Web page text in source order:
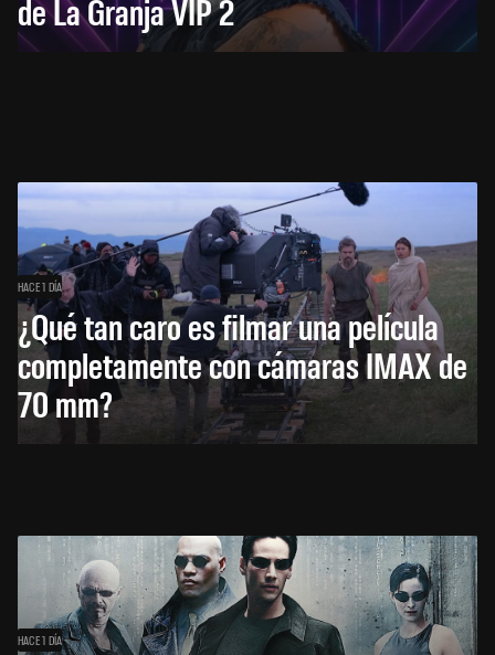
de La Granja VIP 2
HACE 1 DÍA
¿Qué tan caro es filmar una película
completamente con cámaras IMAX de
70 mm?
HACE 1 DÍA